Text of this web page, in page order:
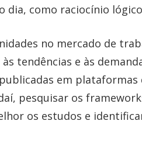
como raciocínio
no mercado de
tendências e às
em
pesquisar os
os estudos e